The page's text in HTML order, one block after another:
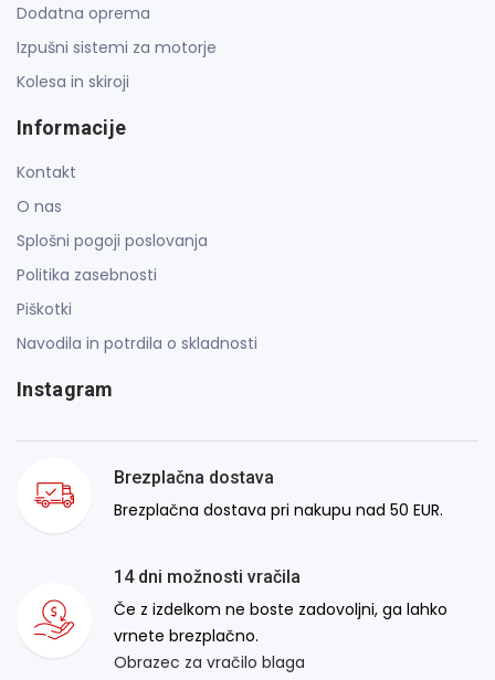
Dodatna oprema
Izpušni sistemi za motorje
Kolesa in skiroji
Informacije
Kontakt
O nas
Splošni pogoji poslovanja
Politika zasebnosti
Piškotki
Navodila in potrdila o skladnosti
Instagram
Brezplačna dostava
Brezplačna dostava pri nakupu nad 50 EUR.
14 dni možnosti vračila
Če z izdelkom ne boste zadovoljni, ga lahko
vrnete brezplačno.
Obrazec za vračilo blaga